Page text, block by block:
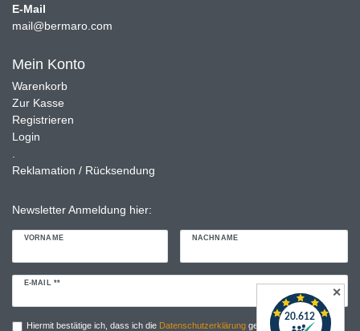
E-Mail
mail@bermaro.com
Mein Konto
Warenkorb
Zur Kasse
Registrieren
Login
.
Reklamation / Rücksendung
Newsletter Anmeldung hier:
VORNAME NACHNAME
E-MAIL **
Newsletter
Hiermit bestätige ich, dass ich die Daten­schutz­erklärunggelesen habe. Meine
✕